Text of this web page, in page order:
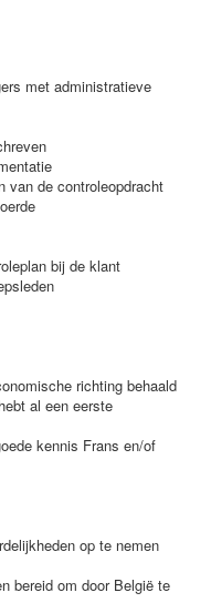
met administratieve
van de controleopdracht
bij de klant
richting behaald
al een eerste
kennis Frans en/of
op te nemen
bereid om door België te